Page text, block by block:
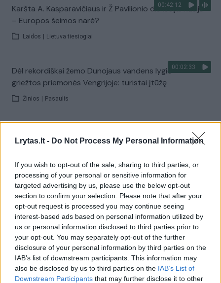
Lrytas.lt - Do Not Process My Personal Information
If you wish to opt-out of the sale, sharing to third parties, or
processing of your personal or sensitive information for
targeted advertising by us, please use the below opt-out
section to confirm your selection. Please note that after your
opt-out request is processed you may continue seeing
interest-based ads based on personal information utilized by
us or personal information disclosed to third parties prior to
your opt-out. You may separately opt-out of the further
disclosure of your personal information by third parties on the
IAB’s list of downstream participants. This information may
also be disclosed by us to third parties on the IAB’s List of
Downstream Participants that may further disclose it to other
00:42:12
Karšta A. Kasparavičiaus ir Ž Pavilionio diskusija: Rusija
– Europos šeimos narė?
Laidos Lietuva tiesiogiai
00:02:33
Dėl rekordiškai žemo Dunojaus vandens lygio –
griežtos priemonės Vengrijoje: turistai įtūžę
Žinios Pasaulis
Kuprines pasvėrę specialistai įspėja apie pavojingą
įprotį: tą daro daugiau nei pusė pradinukų
Lietuvos diena
Visi įrašai
Žiūrimiausi įrašai
00:00:30
Vaizdai iš tragiškos avarijos Vilniaus r.: dviejų moterų ir